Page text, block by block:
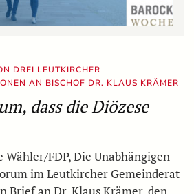
DREI LEUTKIRCHER
AN BISCHOF DR. KLAUS KRÄMER
dass die Diözese
FDP, Die Unabhängigen
im Leutkircher Gemeinderat
Brief an Dr. Klaus Krämer, den